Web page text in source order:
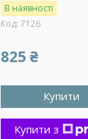
В наявності
Код: 7126
825 ₴
Купити
Купити з